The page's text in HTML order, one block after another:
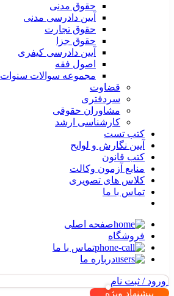
حقوق مدنی
آیین دادرسی مدنی
حقوق تجارت
حقوق جزا
آیین دادرسی کیفری
اصول فقه
مجموعه سوالات سنوات
قضاوت
سردفتری
مشاوران حقوقی
کارشناسی ارشد
کتب تست
آیین نگارش و لوایح
کتب قانون
منابع آزمون وکالت
کلاس های تصویری
تماس با ما
صفحه اصلی
فروشگاه
تماس با ما
درباره ما
ورود / ثبت نام
پیشنهاد ویژه